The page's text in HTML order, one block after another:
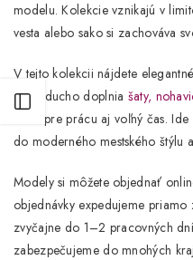
Otvoriť postranný panel
modelu. Kolekcie vznikajú v
vesta alebo sako si zachováva
V tejto kolekcii nájdete elegantné
jednoducho doplnia šaty,
outfit pre prácu aj voľný čas.
do moderného mestského štýlu
Modely si môžete objednať
objednávky expedujeme
zvyčajne do 1–2 pracovných
zabezpečujeme do mnohých